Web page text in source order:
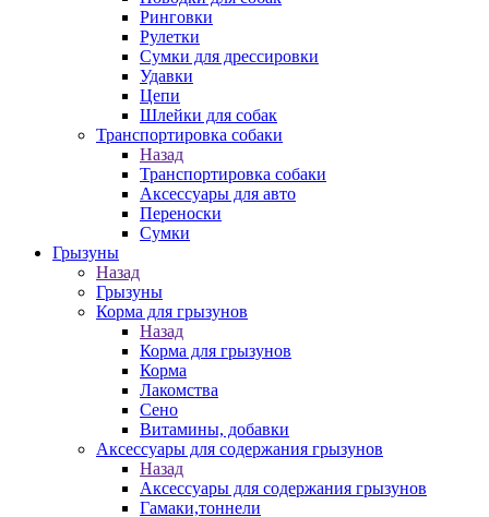
Ринговки
Рулетки
Сумки для дрессировки
Удавки
Цепи
Шлейки для собак
Транспортировка собаки
Назад
Транспортировка собаки
Аксессуары для авто
Переноски
Сумки
Грызуны
Назад
Грызуны
Корма для грызунов
Назад
Корма для грызунов
Корма
Лакомства
Сено
Витамины, добавки
Аксессуары для содержания грызунов
Назад
Аксессуары для содержания грызунов
Гамаки,тоннели